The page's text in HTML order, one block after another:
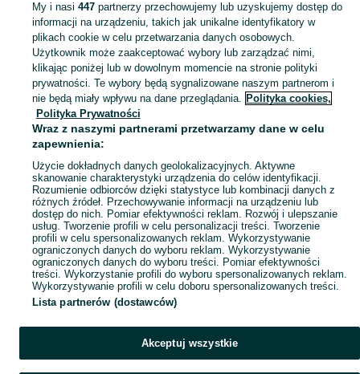
KATEGORIA
Skorzystaj z największego serwisu ogłoszeniowego - Wola Wiewiecka i okolice! Kupuj to, czego pragniesz i sprzedawaj to, czego już nie potrzebujesz! Zobacz
Mapa kategorii
Mapa miejscowości
Mapa ministron
Popularne wyszukiwania
My i nasi 447partnerzy przechowujemy lub uzyskujemy dostęp do
informacji na urządzeniu, takich jak unikalne identyfikatory w
plikach cookie w celu przetwarzania danych osobowych.
Użytkownik może zaakceptować wybory lub zarządzać nimi,
klikając poniżej lub w dowolnym momencie na stronie polityki
prywatności. Te wybory będą sygnalizowane naszym partnerom i
nie będą miały wpływu na dane przeglądania. Polityka cookies,
Polityka Prywatności
Wraz z naszymi partnerami przetwarzamy dane w celu
zapewnienia:
Użycie dokładnych danych geolokalizacyjnych. Aktywne
skanowanie charakterystyki urządzenia do celów identyfikacji.
Rozumienie odbiorców dzięki statystyce lub kombinacji danych z
różnych źródeł. Przechowywanie informacji na urządzeniu lub
dostęp do nich. Pomiar efektywności reklam. Rozwój i ulepszanie
usług. Tworzenie profili w celu personalizacji treści. Tworzenie
profili w celu spersonalizowanych reklam. Wykorzystywanie
ograniczonych danych do wyboru reklam. Wykorzystywanie
ograniczonych danych do wyboru treści. Pomiar efektywności
treści. Wykorzystanie profili do wyboru spersonalizowanych reklam.
Wykorzystywanie profili w celu doboru spersonalizowanych treści.
Lista partnerów (dostawców)
Akceptuj wszystkie